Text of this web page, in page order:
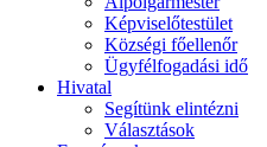
Képviselőtestület
Községi főellenőr
Ügyfélfogadási idő
Hivatal
Segítünk elintézni
Választások